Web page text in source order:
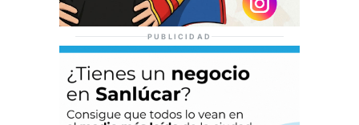
PUBLICIDAD